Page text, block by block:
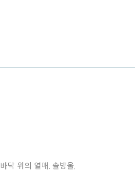
닥 위의 열매, 솔방울,